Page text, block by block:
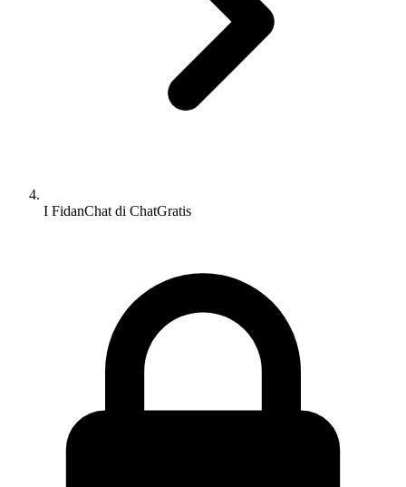
I FidanChat di ChatGratis